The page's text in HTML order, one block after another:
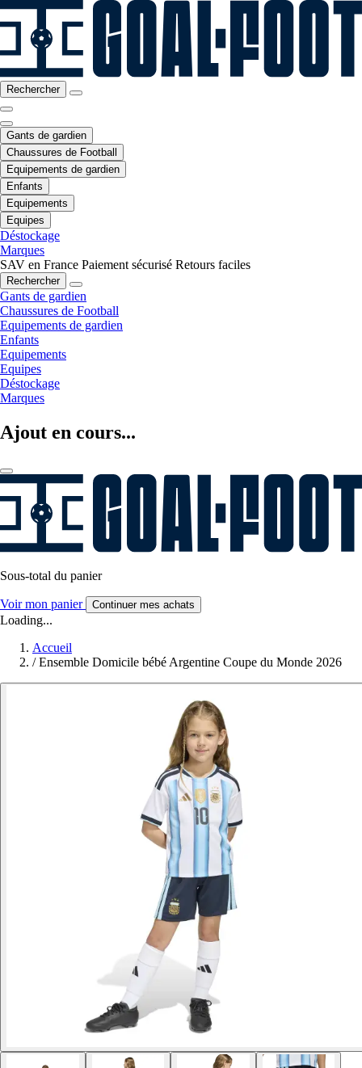
Rechercher
Gants de gardien
Chaussures de Football
Equipements de gardien
Enfants
Equipements
Equipes
Déstockage
Marques
SAV en France Paiement sécurisé Retours faciles
Rechercher
Gants de gardien
Chaussures de Football
Equipements de gardien
Enfants
Equipements
Equipes
Déstockage
Marques
Ajout en cours...
Sous-total du panier
Voir mon panier Continuer mes achats
Loading...
Accueil
/ Ensemble Domicile bébé Argentine Coupe du Monde 2026